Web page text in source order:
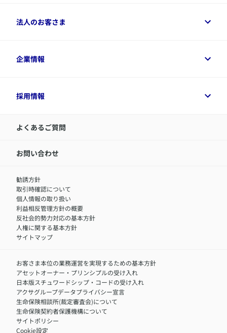
資料請求
変額保険各種情報
ご契約者さまトップ
デジタル約款
令和8年（2026年）分の生命保険料控除証明書について
アクサのネット完結保険（旧アクサダイレクト生命）
法人のお客さま
法人のお客さまトップ
経営者サポートサービス
企業情報
企業情報トップ
アクサ生命が選ばれる理由
IR情報
サステナビリティの取り組み
​お客さまを金融犯罪からお守りするために
アクサグループについて
採用情報
採用情報トップ
中途採用：内勤正社員
職）
中途採用：フィナンシャルプラン・アドバイザー（営業職）
障害者採用
よくあるご質問
お問い合わせ
勧誘方針
取引時確認について
個人情報の取り扱い
利益相反管理方針の概要
反社会的勢力対応の基本方針
人権に関する基本方針
サイトマップ
お客さま本位の業務運営を実現するための基本方針
アセットオーナー・プリンシプルの受け入れ
日本版スチュワードシップ・コードの受け入れ
アクサグループデータプライバシー宣言
生命保険相談所(裁定審査会)について
生命保険契約者保護機構について
サイトポリシー
Cookie設定